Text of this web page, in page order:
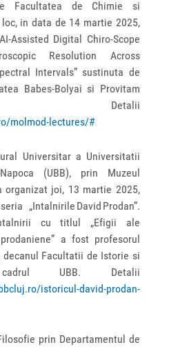
Facultatea de Chimie si
in data de 14 martie 2025,
Assisted Digital Chiro-Scope
Resolution Across
Intervals” sustinuta de
Babes-Bolyai si Provitam
Detalii
molmod-lectures/#
Universitar a Universitatii
(UBB), prin Muzeul
organizat joi, 13 martie 2025,
„Intalnirile David Prodan”.
cu titlul „Efigii ale
a fost profesorul
Facultatii de Istorie si
UBB. Detalii
istoricul-david-prodan-
prin Departamentul de